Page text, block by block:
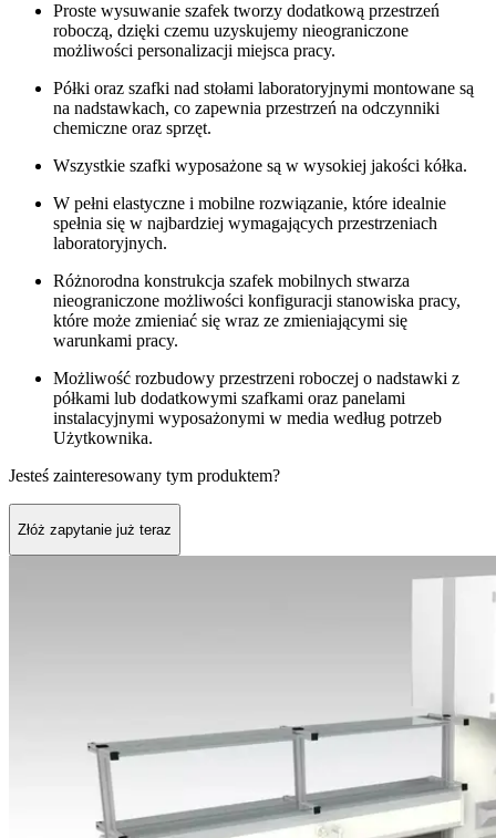
Proste wysuwanie szafek tworzy dodatkową przestrzeń
roboczą, dzięki czemu uzyskujemy nieograniczone
możliwości personalizacji miejsca pracy.
Półki oraz szafki nad stołami laboratoryjnymi montowane są
na nadstawkach, co zapewnia przestrzeń na odczynniki
chemiczne oraz sprzęt.
Wszystkie szafki wyposażone są w wysokiej jakości kółka.
W pełni elastyczne i mobilne rozwiązanie, które idealnie
spełnia się w najbardziej wymagających przestrzeniach
laboratoryjnych.
Różnorodna konstrukcja szafek mobilnych stwarza
nieograniczone możliwości konfiguracji stanowiska pracy,
które może zmieniać się wraz ze zmieniającymi się
warunkami pracy.
Możliwość rozbudowy przestrzeni roboczej o nadstawki z
półkami lub dodatkowymi szafkami oraz panelami
instalacyjnymi wyposażonymi w media według potrzeb
Użytkownika.
Jesteś zainteresowany tym produktem?
Złóż zapytanie już teraz